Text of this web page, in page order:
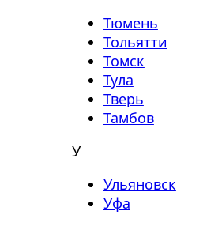
Тюмень
Тольятти
Томск
Тула
Тверь
Тамбов
У
Ульяновск
Уфа